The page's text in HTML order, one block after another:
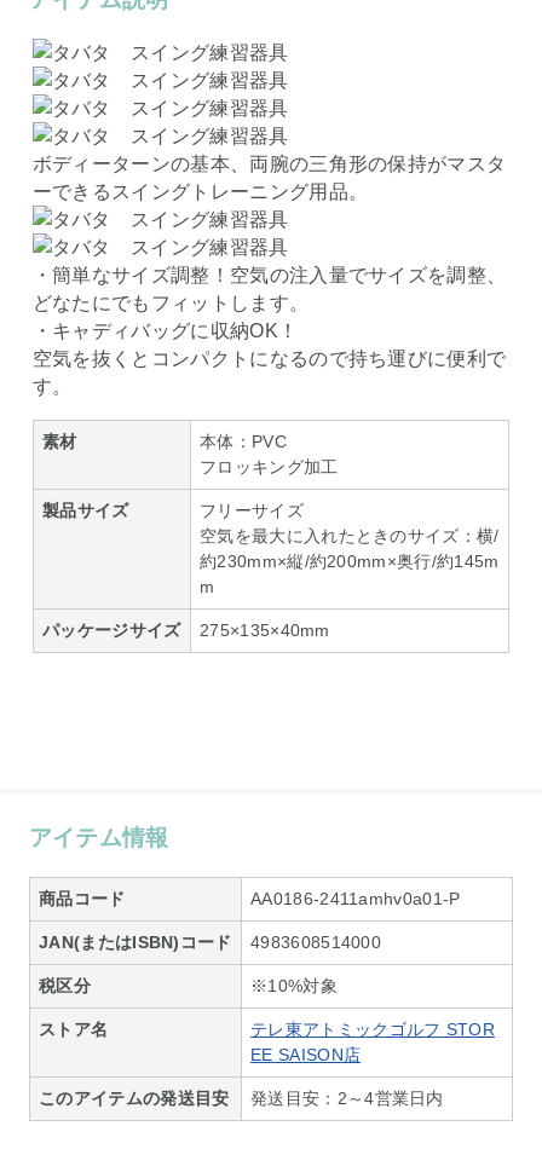
ボディーターンの基本、両腕の三角形の保持がマスタ
ーできるスイングトレーニング用品。
・簡単なサイズ調整！空気の注入量でサイズを調整、
どなたにでもフィットします。
・キャディバッグに収納OK！
空気を抜くとコンパクトになるので持ち運びに便利で
す。
素材
本体：PVC
フロッキング加工
製品サイズ
フリーサイズ
空気を最大に入れたときのサイズ：横/
約230mm×縦/約200mm×奥行/約145m
m
パッケージサイズ 275×135×40mm
アイテム情報
商品コード AA0186-2411amhv0a01-P
JAN(またはISBN)コード 4983608514000
税区分 ※10%対象
ストア名
テレ東アトミックゴルフ STOR
EE SAISON店
このアイテムの発送目安 発送目安：2～4営業日内